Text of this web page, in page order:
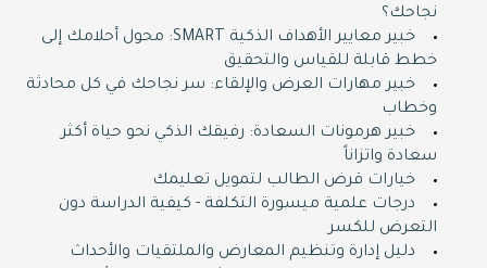
نجاحك؟
خبير معايير الأهداف الذكية SMART: محول أحلامك إلى
خطط قابلة للقياس والتحقيق
خبير مهارات العرض والإلقاء: سر نجاحك في كل محادثة
وخطاب
خبير هرمونات السعادة: رفيقك الذكي نحو حياة أكثر
سعادة واتزاناً
خيارات قرض الطالب لتمويل تعليمك
درجات علمية ميسورة التكلفة - كيفية الدراسة دون
التعرض للكسر
دليل إدارة وتنظيم المعارض والملتقيات والأحداث